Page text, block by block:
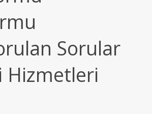
Sorular
Hizmetleri